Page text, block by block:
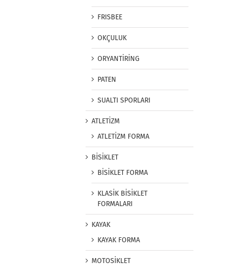
FRISBEE
OKÇULUK
ORYANTİRİNG
PATEN
SUALTI SPORLARI
ATLETİZM
ATLETİZM FORMA
BİSİKLET
BİSİKLET FORMA
KLASİK BİSİKLET
FORMALARI
KAYAK
KAYAK FORMA
MOTOSİKLET